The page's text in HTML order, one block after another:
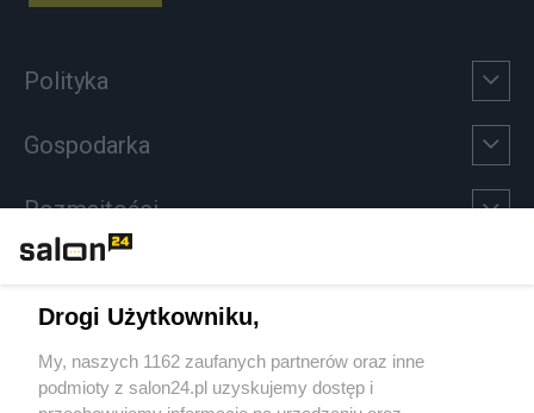
Polityka
Gospodarka
Rozmaitości
Sport
Społeczeństwo
Drogi Użytkowniku,
My, naszych 1162 zaufanych partnerów oraz inne
podmioty z salon24.pl uzyskujemy dostęp i